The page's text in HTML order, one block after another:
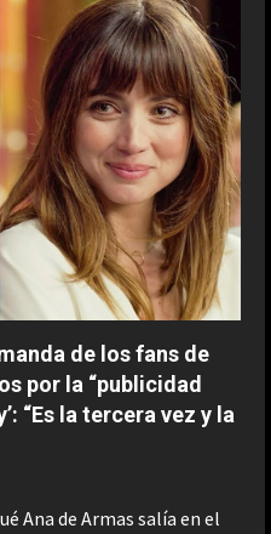
de los fans de
por la “publicidad
“Es la tercera vez y la
Ana de Armas salía en el